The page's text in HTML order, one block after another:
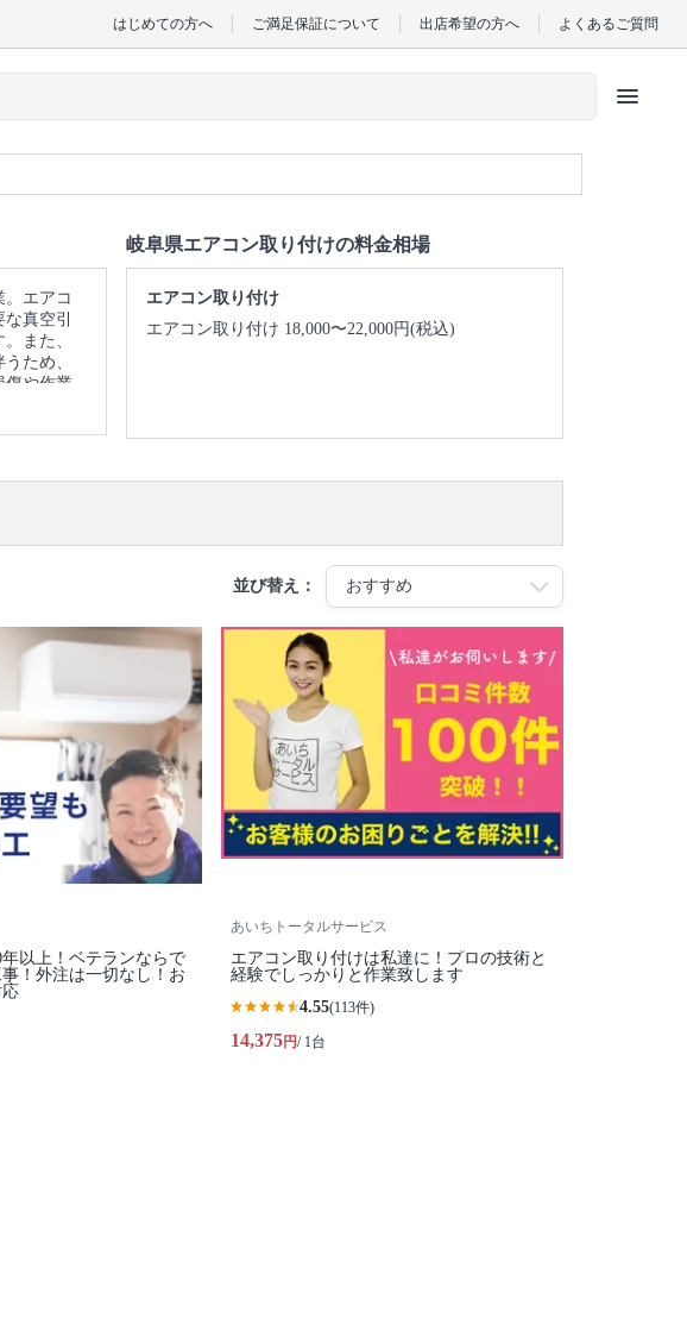
はじめての方へ ご満足保証について 出店希望の方へ よくあるご質問
menu
。エアコ
真空引
また、
ため、
傷や作業
安心で
場合があ
岐阜県エアコン取り付けの料金相場
エアコン取り付け
エアコン取り付け 18,000〜22,000円(税込)
並び替え：
以上！ベテランならで
！外注は一切なし！お
あいちトータルサービス
エアコン取り付けは私達に！プロの技術と
経験でしっかりと作業致します
4.55(113件)
14,375円/ 1台